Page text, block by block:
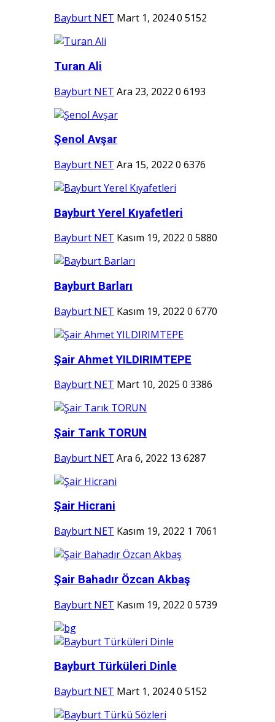
Bayburt NET Mart 1, 20240 5152
Turan Ali
Bayburt NET Ara 23, 2022 0 6193
Şenol Avşar
Bayburt NET Ara 15, 2022 0 6376
Bayburt Yerel Kıyafetleri
Bayburt NET Kasım 19, 2022 0 5880
Bayburt Barları
Bayburt NET Kasım 19, 2022 0 6770
Şair Ahmet YILDIRIMTEPE
Bayburt NET Mart 10, 2025 0 3386
Şair Tarık TORUN
Bayburt NET Ara 6, 2022 13 6287
Şair Hicrani
Bayburt NET Kasım 19, 2022 1 7061
Şair Bahadır Özcan Akbaş
Bayburt NET Kasım 19, 2022 0 5739
Bayburt Türküleri Dinle
Bayburt NET Mart 1, 20240 5152